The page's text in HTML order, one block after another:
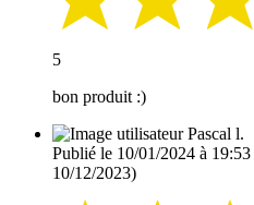
5
bon produit :)
Pascal l.
Publié le 10/01/2024 à 19:53
10/12/2023)